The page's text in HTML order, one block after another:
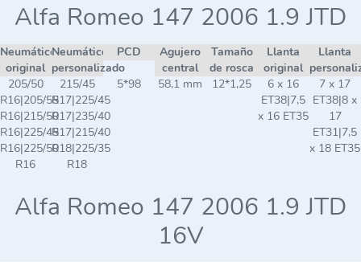
Alfa Romeo 147 2006 1.9 JTD
Neumático
original
Neumático
personalizado
PCD
Agujero
central
Tamaño
de rosca
Llanta
original
Llanta
205/50
R16|205/55
R16|215/50
R16|225/45
R16|225/50
R16
215/45
R17|225/45
R17|235/40
R17|215/40
R18|225/35
R18
5*98 58,1 mm 12*1,25
6 x 16
ET38|7,5
x 16 ET35
7 x 17
ET38|8 x
17
ET31|7,5
x 18 ET35
Alfa Romeo 147 2006 1.9 JTD
16V